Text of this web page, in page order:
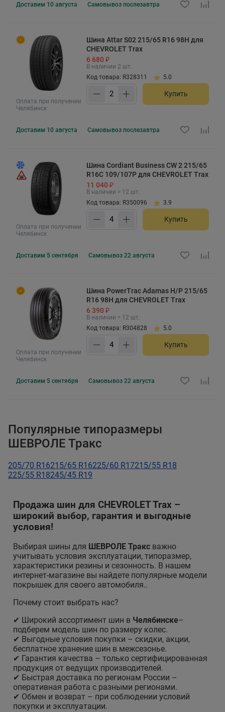
Доставим 10 августа Самовывоз послезавтра
Оплата при получении
Челябинск
Шина Attar S02 215/65 R16 98H для
CHEVROLET Trax
6 680 ₽
В наличии 2 шт.
Код товара: R328311
5.0
Купить
Доставим 10 августа Самовывоз послезавтра
Оплата при получении
Челябинск
Шина Cordiant Business CW 2 215/65
R16C 109/107P для CHEVROLET Trax
11 040 ₽
В наличии > 12 шт.
Код товара: R350096
3.9
Купить
Доставим 5 сентября Самовывоз 22 августа
Оплата при получении
Челябинск
Шина PowerTrac Adamas H/P 215/65
R16 98H для CHEVROLET Trax
6 390 ₽
В наличии > 12 шт.
Код товара: R304828
5.0
Купить
Доставим 5 сентября Самовывоз 22 августа
Популярные типоразмеры
ШЕВРОЛЕ Тракс
205/70 R16215/65 R16225/60 R17215/55 R18
225/55 R18245/45 R19
Продажа шин для CHEVROLET Trax –
широкий выбор, гарантия и выгодные
условия!
Выбирая шины для ШЕВРОЛЕ Тракс важно
учитывать условия эксплуатации, типоразмер,
характеристики резины и сезонность. В нашем
интернет-магазине вы найдете популярные модели
покрышек для своего автомобиля..
Почему стоит выбрать нас?
✔ Широкий ассортимент шин в Челябинске–
подберем модель шин по размеру колес.
✔ Выгодные условия покупки – скидки, акции,
бесплатное хранение шин в межсезонье.
✔ Гарантия качества – только сертифицированная
продукция от ведущих производителей.
✔ Быстрая доставка по регионам России –
оперативная работа с разными регионами.
✔ Обмен и возврат – при соблюдении условий
покупки и эксплуатации.